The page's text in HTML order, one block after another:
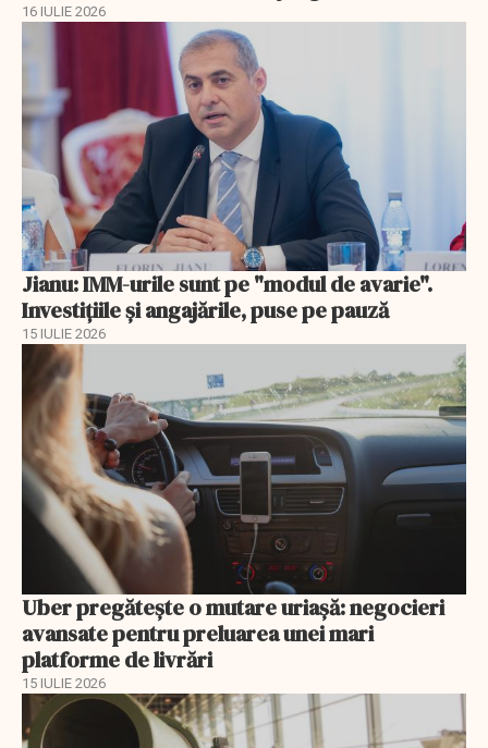
16 IULIE 2026
Jianu: IMM-urile sunt pe "modul de avarie".
Investițiile și angajările, puse pe pauză
15 IULIE 2026
Uber pregătește o mutare uriașă: negocieri
avansate pentru preluarea unei mari
platforme de livrări
15 IULIE 2026